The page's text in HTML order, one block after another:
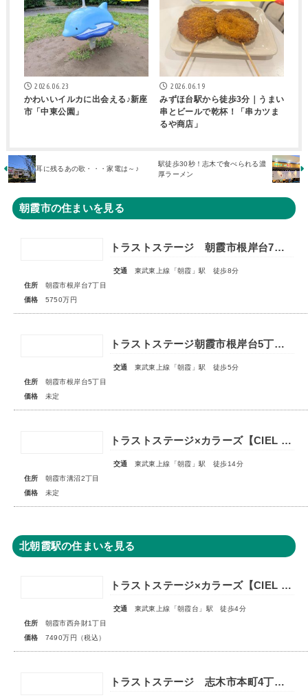
2026.06.23
かわいいイルカに出会える♪新座
市「中東公園」
2026.06.19
みずほ台駅から徒歩3分｜うまい
串とビールで乾杯！「串カツま
るや商店」
耳に残るあの歌・・・家電は～♪
駅徒歩30秒！志木で食べられる濃
厚ラーメン
朝霞市の住まいを見る
トラストステージ 朝霞市根岸台7丁目44期 限定1区画
交通
東武東上線「朝霞」駅 徒歩8分
住所
朝霞市根岸台7丁目
価格
5750万円
トラストステージ朝霞市根岸台5丁目43期 全6区画◇販売予告◇
交通
東武東上線「朝霞」駅 徒歩5分
住所
朝霞市根岸台5丁目
価格
未定
トラストステージ×カラーズ【CIEL VILLA】朝霞市溝沼2丁目21期 全4棟◆販売予告◆
交通
東武東上線「朝霞」駅 徒歩14分
住所
朝霞市溝沼2丁目
価格
未定
北朝霞駅の住まいを見る
トラストステージ×カラーズ【CIEL VILLA】朝霞市西弁財1丁目2期 ★限定1棟 販売開始★
交通
東武東上線「朝霞台」駅 徒歩4分
住所
朝霞市西弁財1丁目
価格
7490万円（税込）
トラストステージ 志木市本町4丁目17期 全7区画■第一期分譲 販売予告■